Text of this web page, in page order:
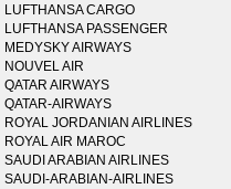
LUFTHANSA CARGO
LUFTHANSA PASSENGER
MEDYSKY AIRWAYS
NOUVEL AIR
QATAR AIRWAYS
QATAR-AIRWAYS
ROYAL JORDANIAN AIRLINES
ROYAL AIR MAROC
SAUDI ARABIAN AIRLINES
SAUDI-ARABIAN-AIRLINES